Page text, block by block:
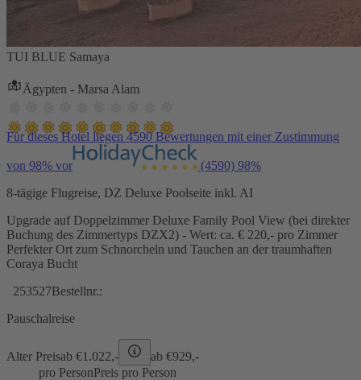
TUI BLUE Samaya
Ägypten - Marsa Alam
Für dieses Hotel liegen 4590 Bewertungen mit einer Zustimmung
von 98% vor (4590) 98%
8-tägige Flugreise, DZ Deluxe Poolseite inkl. AI
Upgrade auf Doppelzimmer Deluxe Family Pool View (bei direkter
Buchung des Zimmertyps DZX2) - Wert: ca. € 220,- pro Zimmer
Perfekter Ort zum Schnorcheln und Tauchen an der traumhaften
Coraya Bucht
253527Bestellnr.:
Pauschalreise
Alter Preisab €1.022,- ab €929,-
pro PersonPreis pro Person